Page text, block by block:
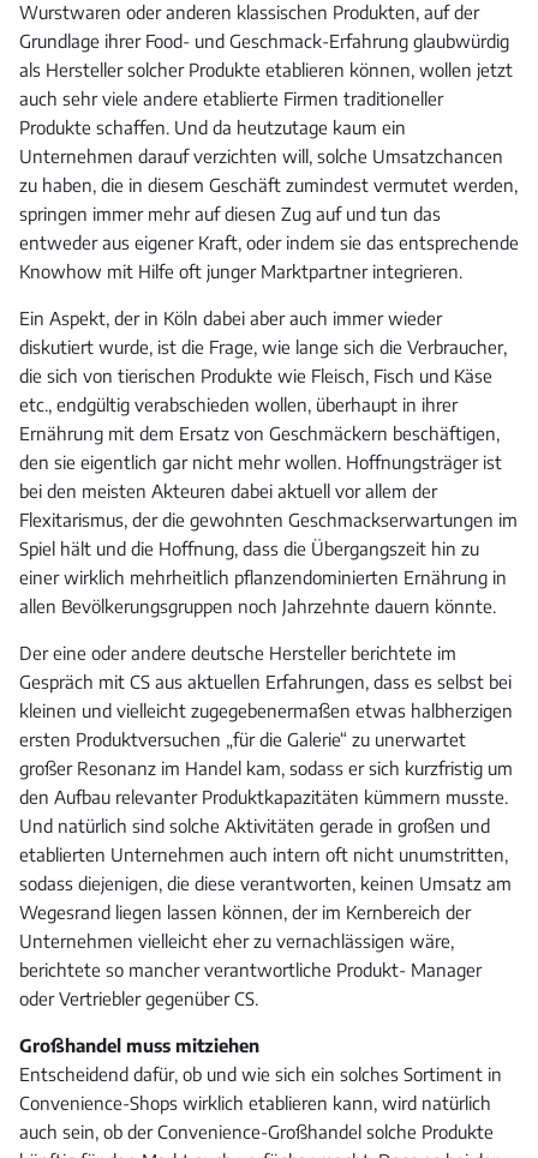
Wurstwaren oder anderen klassischen Produkten, auf der
Grundlage ihrer Food- und Geschmack-Erfahrung glaubwürdig
als Hersteller solcher Produkte etablieren können, wollen jetzt
auch sehr viele andere etablierte Firmen traditioneller
Produkte schaffen. Und da heutzutage kaum ein
Unternehmen darauf verzichten will, solche Umsatzchancen
zu haben, die in diesem Geschäft zumindest vermutet werden,
springen immer mehr auf diesen Zug auf und tun das
entweder aus eigener Kraft, oder indem sie das entsprechende
Knowhow mit Hilfe oft junger Marktpartner integrieren.
Ein Aspekt, der in Köln dabei aber auch immer wieder
diskutiert wurde, ist die Frage, wie lange sich die Verbraucher,
die sich von tierischen Produkte wie Fleisch, Fisch und Käse
etc., endgültig verabschieden wollen, überhaupt in ihrer
Ernährung mit dem Ersatz von Geschmäckern beschäftigen,
den sie eigentlich gar nicht mehr wollen. Hoffnungsträger ist
bei den meisten Akteuren dabei aktuell vor allem der
Flexitarismus, der die gewohnten Geschmackserwartungen im
Spiel hält und die Hoffnung, dass die Übergangszeit hin zu
einer wirklich mehrheitlich pflanzendominierten Ernährung in
allen Bevölkerungsgruppen noch Jahrzehnte dauern könnte.
Der eine oder andere deutsche Hersteller berichtete im
Gespräch mit CS aus aktuellen Erfahrungen, dass es selbst bei
kleinen und vielleicht zugegebenermaßen etwas halbherzigen
ersten Produktversuchen „für die Galerie“ zu unerwartet
großer Resonanz im Handel kam, sodass er sich kurzfristig um
den Aufbau relevanter Produktkapazitäten kümmern musste.
Und natürlich sind solche Aktivitäten gerade in großen und
etablierten Unternehmen auch intern oft nicht unumstritten,
sodass diejenigen, die diese verantworten, keinen Umsatz am
Wegesrand liegen lassen können, der im Kernbereich der
Unternehmen vielleicht eher zu vernachlässigen wäre,
berichtete so mancher verantwortliche Produkt- Manager
oder Vertriebler gegenüber CS.
Großhandel muss mitziehen
Entscheidend dafür, ob und wie sich ein solches Sortiment in
Convenience-Shops wirklich etablieren kann, wird natürlich
auch sein, ob der Convenience-Großhandel solche Produkte